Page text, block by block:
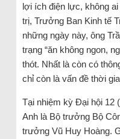
lợi ích điện lực, không
trị, Trưởng Ban Kinh tế
những ngày này, ông
trạng “ăn không ngon,
thót. Nhất là còn có
chỉ còn là vấn đề thời
Tại nhiệm kỳ Đại hội 12
Anh là Bộ trưởng Bộ
trưởng Vũ Huy Hoàng.